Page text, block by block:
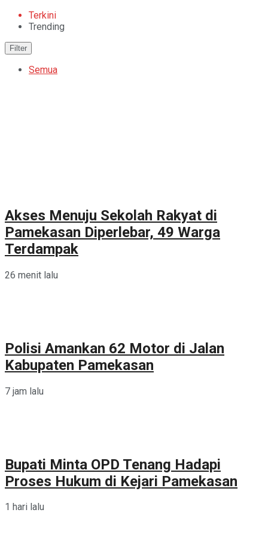
Terkini
Trending
Filter
Semua
Akses Menuju Sekolah Rakyat di
Pamekasan Diperlebar, 49 Warga
Terdampak
26 menit lalu
Polisi Amankan 62 Motor di Jalan
Kabupaten Pamekasan
7 jam lalu
Bupati Minta OPD Tenang Hadapi
Proses Hukum di Kejari Pamekasan
1 hari lalu